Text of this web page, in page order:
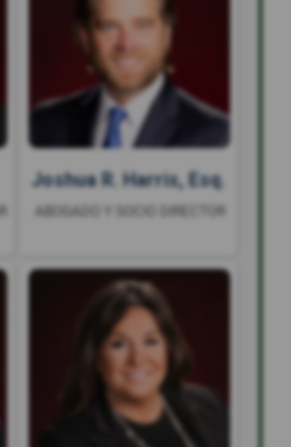
Joshua R. Harris, Esq.
ABOGADO Y SOCIO DIRECTOR